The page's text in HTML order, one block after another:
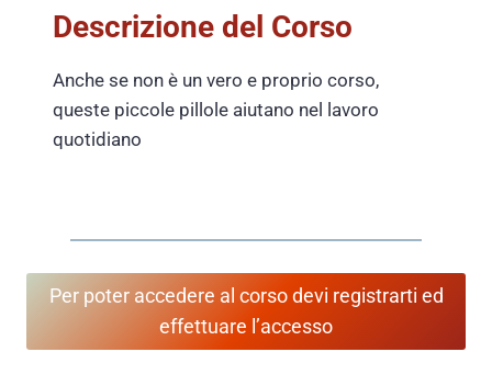
Descrizione del Corso
Anche se non è un vero e proprio corso,
queste piccole pillole aiutano nel lavoro
quotidiano
Per poter accedere al corso devi registrarti ed
effettuare l’accesso